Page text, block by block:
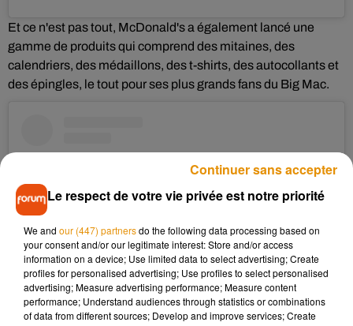
Et ce n'est pas tout, McDonald's a également lancé une
gamme de produits qui comprend des mitaines, des
calendriers, des médaillons, des t-shirts, des autocollants et
des épingles, le tout pour ses plus grands fans du Big Mac.
Le respect de votre vie privée est notre priorité
We and our (447) partnersdo the following data processing based on
your consent and/or our legitimate interest: Store and/or access
information on a device; Use limited data to select advertising; Create
profiles for personalised advertising; Use profiles to select personalised
advertising; Measure advertising performance; Measure content
performance; Understand audiences through statistics or combinations
of data from different sources; Develop and improve services; Create
Continuer sans accepter